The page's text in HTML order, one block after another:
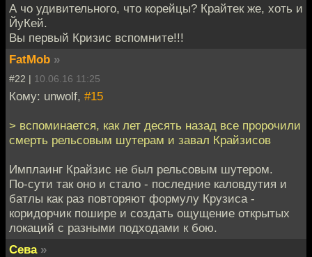
А чо удивительного, что корейцы? Крайтек же, хоть и
ЙуКей.
Вы первый Кризис вспомните!!!
FatMob »
#22 | 10.06.16 11:25
Кому: unwolf, #15
> вспоминается, как лет десять назад все пророчили
смерть рельсовым шутерам и завал Крайзисов
Имплаинг Крайзис не был рельсовым шутером.
По-сути так оно и стало - последние каловдутия и
батлы как раз повторяют формулу Крузиса -
коридорчик пошире и создать ощущение открытых
локаций с разными подходами к бою.
Сева »